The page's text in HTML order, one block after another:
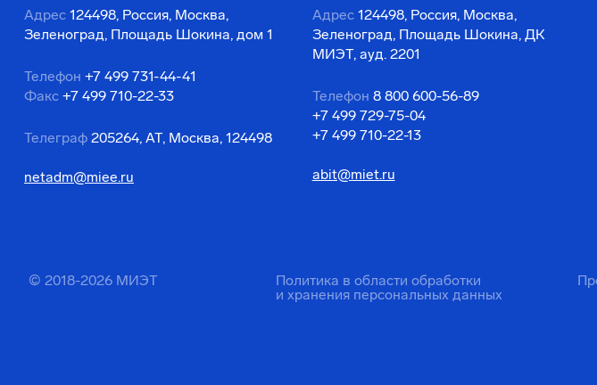
Адрес 124498, Россия, Москва,
Зеленоград, Площадь Шокина, дом 1
Телефон +7 499 731-44-41
Факс +7 499 710-22-33
Телеграф 205264, АТ, Москва, 124498
netadm@miee.ru
Адрес 124498, Россия, Москва,
Зеленоград, Площадь Шокина, ДК
МИЭТ, ауд. 2201
Телефон 8 800 600-56-89
+7 499 729-75-04
+7 499 710-22-13
abit@miet.ru
© 2018-2026 МИЭТ
Политика в области обработки
и хранения персональных данных